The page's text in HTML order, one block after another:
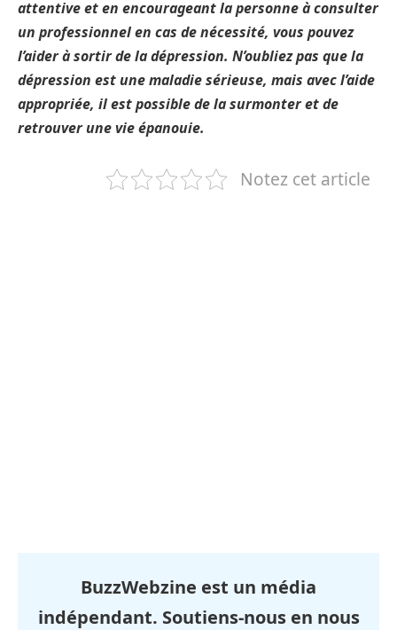
attentive et en encourageant la personne à consulter
un professionnel en cas de nécessité, vous pouvez
l’aider à sortir de la dépression. N’oubliez pas que la
dépression est une maladie sérieuse, mais avec l’aide
appropriée, il est possible de la surmonter et de
retrouver une vie épanouie.
Notez cet article
BuzzWebzine est un média
indépendant. Soutiens-nous en nous